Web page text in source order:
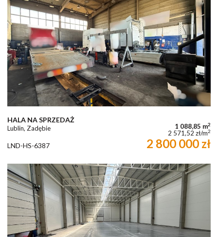
HALA NA SPRZEDAŻ
Lublin, Zadębie 1 088,85 m2
2 571,52 zł/m2
LND-HS-6387 2 800 000 zł